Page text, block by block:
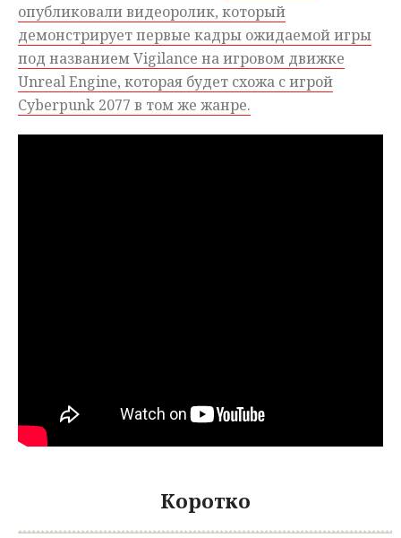
опубликовали видеоролик, который
демонстрирует первые кадры ожидаемой игры
под названием Vigilance на игровом движке
Unreal Engine, которая будет схожа с игрой
Cyberpunk 2077 в том же жанре.
Коротко